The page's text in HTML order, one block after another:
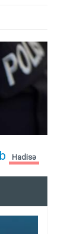
Hadisə